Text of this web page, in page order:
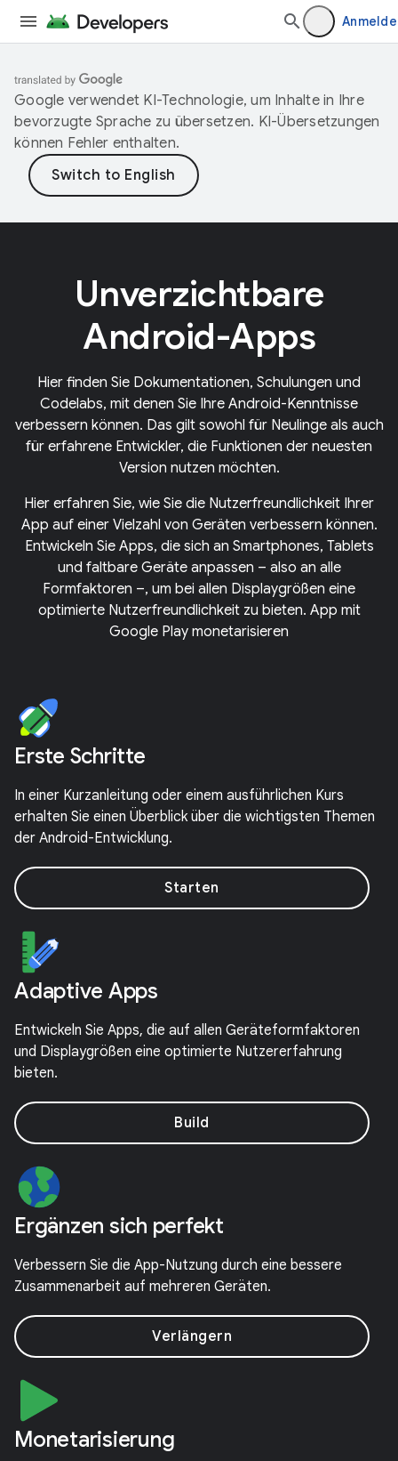
Google verwendet KI-Technologie, um Inhalte in Ihre
bevorzugte Sprache zu übersetzen. KI-Übersetzungen
können Fehler enthalten.
Unverzichtbare
Android-Apps
Hier finden Sie Dokumentationen, Schulungen und
Codelabs, mit denen Sie Ihre Android-Kenntnisse
verbessern können. Das gilt sowohl für Neulinge als auch
für erfahrene Entwickler, die Funktionen der neuesten
Version nutzen möchten.
Hier erfahren Sie, wie Sie die Nutzerfreundlichkeit Ihrer
App auf einer Vielzahl von Geräten verbessern können.
Entwickeln Sie Apps, die sich an Smartphones, Tablets
und faltbare Geräte anpassen – also an alle
Formfaktoren –, um bei allen Displaygrößen eine
optimierte Nutzerfreundlichkeit zu bieten. App mit
Google Play monetarisieren
Erste Schritte
In einer Kurzanleitung oder einem ausführlichen Kurs
erhalten Sie einen Überblick über die wichtigsten Themen
der Android-Entwicklung.
Starten
Adaptive Apps
Entwickeln Sie Apps, die auf allen Geräteformfaktoren
und Displaygrößen eine optimierte Nutzererfahrung
bieten.
Build
Ergänzen sich perfekt
Verbessern Sie die App-Nutzung durch eine bessere
Zusammenarbeit auf mehreren Geräten.
Verlängern
Monetarisierung